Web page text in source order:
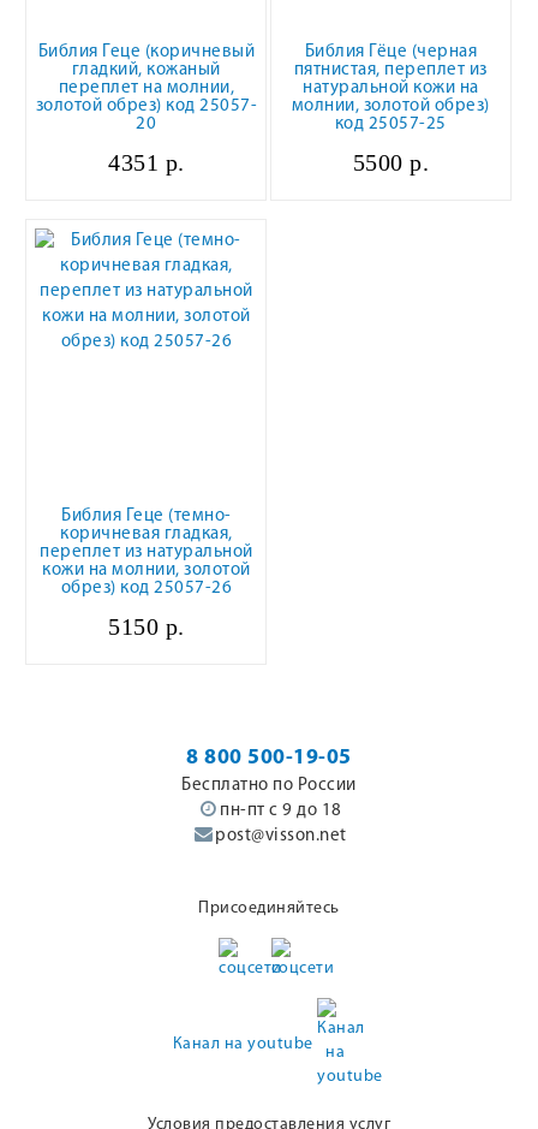
Библия Геце (коричневый
гладкий, кожаный
переплет на молнии,
золотой обрез) код 25057-
20
4351 р.
Библия Гёце (черная
пятнистая, переплет из
натуральной кожи на
молнии, золотой обрез)
код 25057-25
5500 р.
Библия Геце (темно-
коричневая гладкая,
переплет из натуральной
кожи на молнии, золотой
обрез) код 25057-26
5150 р.
8 800 500-19-05
Бесплатно по России
пн-пт с 9 до 18
post@visson.net
Присоединяйтесь
Канал на youtube
Условия предоставления услуг